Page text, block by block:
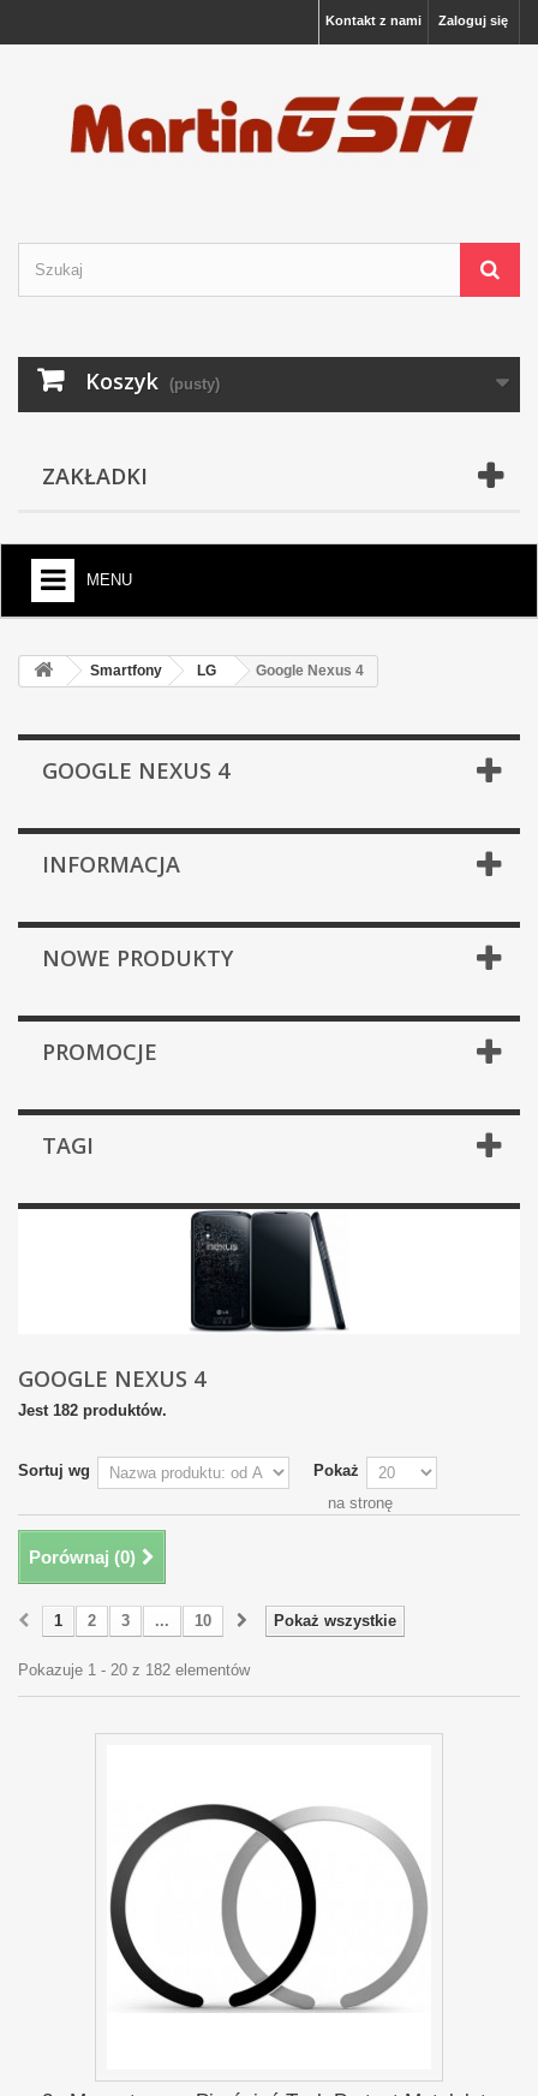
Zaloguj się
Kontakt z nami
Koszyk (pusty)
ZAKŁADKI
MENU
Smartfony LG Google Nexus 4
GOOGLE NEXUS 4
INFORMACJA
NOWE PRODUKTY
PROMOCJE
TAGI
GOOGLE NEXUS 4
Jest 182 produktów.
Sortuj wg
Pokaż
na stronę
Porównaj (0)
Pokaż wszystkie
1 2 3 ... 10
Pokazuje 1 - 20 z 182 elementów